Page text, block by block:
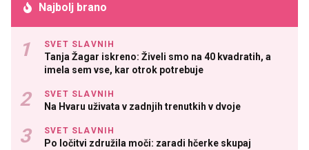
Najbolj brano
SVET SLAVNIH
Tanja Žagar iskreno: Živeli smo na 40 kvadratih, a
imela sem vse, kar otrok potrebuje
SVET SLAVNIH
Na Hvaru uživata v zadnjih trenutkih v dvoje
SVET SLAVNIH
Po ločitvi združila moči: zaradi hčerke skupaj